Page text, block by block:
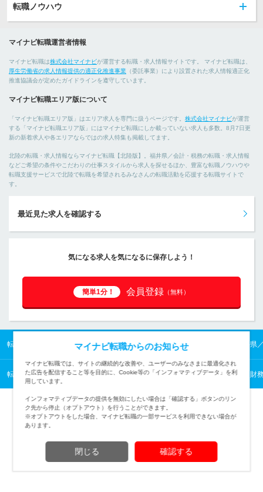
転職ノウハウ
マイナビ転職運営者情報
マイナビ転職は株式会社マイナビが運営する転職・求人情報サイトです。 マイナビ転職は、
厚生労働省の求人情報提供の適正化推進事業 （委託事業）により設置された求人情報適正化
推進協議会が定めたガイドラインを遵守しています。
マイナビ転職エリア版について
「マイナビ転職エリア版」はエリア求人を専門に扱うページです。 株式会社マイナビが運営
する「マイナビ転職エリア版」にはマイナビ転職にしか載っていない求人も多数。8月7日更
新の新着求人や各エリアならではの求人特集も掲載してます。
北陸の転職・求人情報ならマイナビ転職【北陸版】。福井県／会計・税務の転職・求人情報
などご希望の条件やこだわりの仕事スタイルから求人を探せるほか、豊富な転職ノウハウや
転職支援サービスで北陸で転職を希望されるみなさんの転職活動を応援する転職サイトで
す。
最近見た求人を確認する
気になる求人を気になるに保存しよう！
簡単1分！ 会員登録 （無料）
転職TOP 北陸の転職・求人情報TOP 福井県の転職・求人情報TOP 福井県
転職TOP 管理・事務から探す 管理・事務の転職・求人情報一覧 経理・財
(c) Mynavi Corporation
マイナビ転職からのお知らせ
マイナビ転職では、サイトの継続的な改善や、ユーザーのみなさまに最適化され
た広告を配信すること等を目的に、Cookie等の「インフォマティブデータ」を利
用しています。
インフォマティブデータの提供を無効にしたい場合は「確認する」ボタンのリン
ク先から停止（オプトアウト）を行うことができます。
※オプトアウトをした場合、マイナビ転職の一部サービスを利用できない場合が
あります。
閉じる 確認する